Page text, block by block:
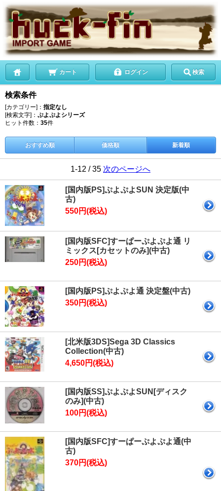
カート ログイン 検索
検索条件
[カテゴリー]： 指定なし
[検索文字]： ぷよぷよシリーズ
ヒット件数： 35件
おすすめ順 価格順 新着順
1-12 / 35 次のページへ
[国内版PS]ぷよぷよSUN 決定版(中
古)
550円(税込)
[国内版SFC]すーぱーぷよぷよ通 リ
ミックス[カセットのみ](中古)
250円(税込)
[国内版PS]ぷよぷよ通 決定盤(中古)
350円(税込)
[北米版3DS]Sega 3D Classics
Collection(中古)
4,650円(税込)
[国内版SS]ぷよぷよSUN[ディスク
のみ](中古)
100円(税込)
[国内版SFC]すーぱーぷよぷよ通(中
古)
370円(税込)